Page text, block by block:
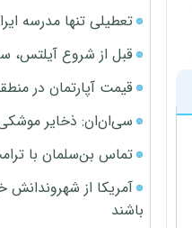
تعطیلی تنها مدرسه
قبل از شروع آیلتس،
قیمت آپارتمان در منطقه 22 تهران چقدر
سی‌ان‌ان: ذخایر
تماس بن‌سلمان با
آمریکا از شهروندانش
باشند